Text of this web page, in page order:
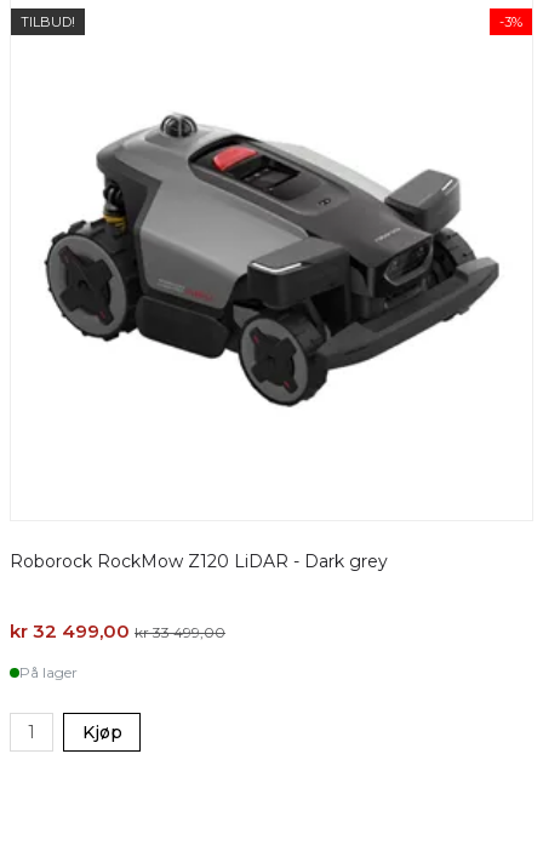
TILBUD! -3%
Roborock RockMow Z120 LiDAR - Dark grey
kr 32 499,00 kr 33 499,00
På lager
Kjøp